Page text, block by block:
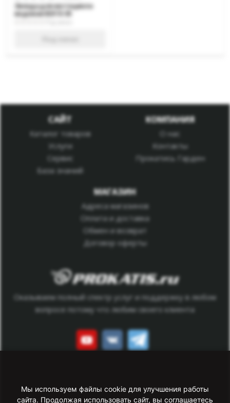
Звезда для мотоцикла
ведомая B2113-35
САЙТ
Каталог товаров
Услуги
Сервис
База знаний
КОМПАНИЯ
О нас
Контакты
Прокатись Гарден
МАГАЗИН
Адреса магазинов
Оплата и доставка
Обмен и возврат
Договор оферты
Оказываем полный спектр услуг и поддержку в любом
вопросе потому что любим своего клиента
офертой, определяемой статьей 437 ГК РФ.
Мы используем файлы cookie для улучшения работы
сайта. Продолжая использовать сайт, вы соглашаетесь